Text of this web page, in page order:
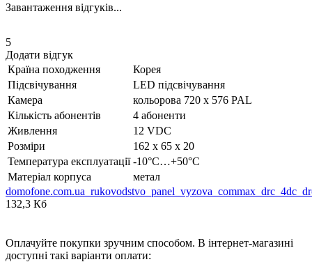
Завантаження відгуків...
5
Додати відгук
Країна походження
Корея
Підсвічування
LED підсвічування
Камера
кольорова 720 х 576 PAL
Кількість абонентів
4 абоненти
Живлення
12 VDC
Розміри
162 x 65 x 20
Температура експлуатації -10°C…+50°C
Матеріал корпуса
метал
132,3 Кб
Оплачуйте покупки зручним способом. В інтернет-магазині
доступні такі варіанти оплати: